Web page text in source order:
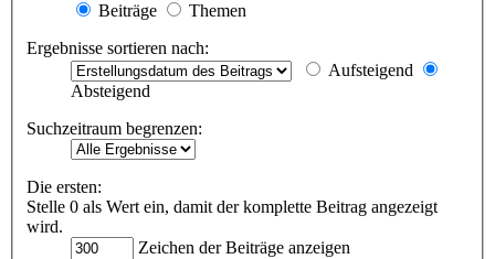
Beiträge
Themen
Ergebnisse sortieren nach:
Aufsteigend
Absteigend
Suchzeitraum begrenzen:
Die ersten:
Stelle 0 als Wert ein, damit der komplette Beitrag angezeigt
wird.
Zeichen der Beiträge anzeigen